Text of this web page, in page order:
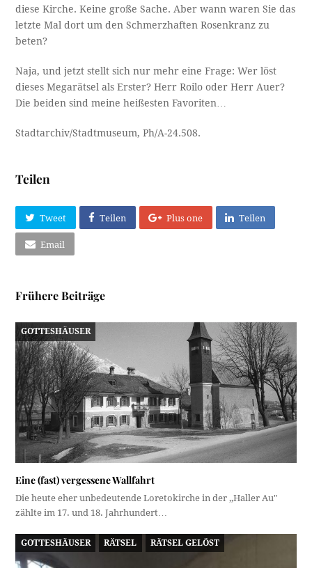
diese Kirche. Keine große Sache. Aber wann waren Sie das
letzte Mal dort um den Schmerzhaften Rosenkranz zu
beten?
Naja, und jetzt stellt sich nur mehr eine Frage: Wer löst
dieses Megarätsel als Erster? Herr Roilo oder Herr Auer?
Die beiden sind meine heißesten Favoriten…
Stadtarchiv/Stadtmuseum, Ph/A-24.508.
Teilen
Tweet Teilen Plus one Teilen
Email
Frühere Beiträge
GOTTESHÄUSER
Eine (fast) vergessene Wallfahrt
Die heute eher unbedeutende Loretokirche in der ,,Haller Au"
zählte im 17. und 18. Jahrhundert…
GOTTESHÄUSER RÄTSEL RÄTSEL GELÖST